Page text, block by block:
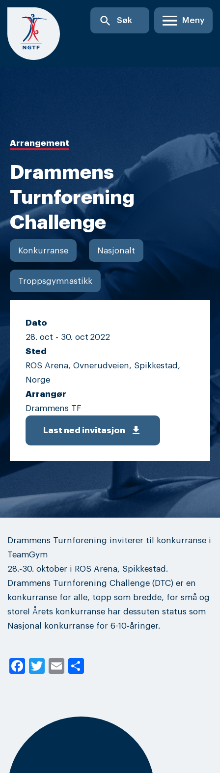
Skip
content
search Søk Meny
Arrangement
Drammens
Turnforening
Challenge
Konkurranse Nasjonalt
Troppsgymnastikk
Dato
28. oct - 30. oct 2022
Sted
ROS Arena, Ovnerudveien, Spikkestad,
Norge
Arrangør
Drammens TF
Last ned invitasjon get_app
Drammens Turnforening inviterer til konkurranse i
TeamGym
28.-30. oktober i ROS Arena, Spikkestad.
Drammens Turnforening Challenge (DTC) er en
konkurranse for alle, topp som bredde, for små og
store! Årets konkurranse har dessuten status som
Nasjonal konkurranse for 6-10-åringer.
Facebook
Twitter
Email